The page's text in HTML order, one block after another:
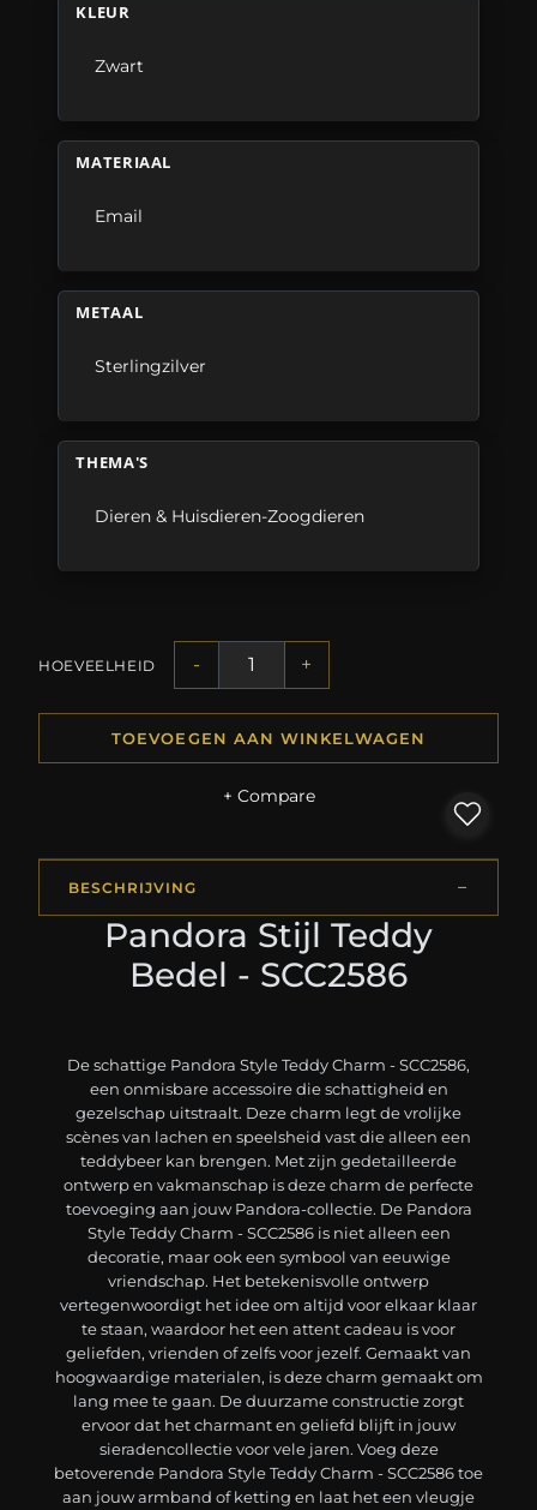
KLEUR
Zwart
MATERIAAL
Email
METAAL
Sterlingzilver
THEMA'S
Dieren & Huisdieren-Zoogdieren
HOEVEELHEID - +
TOEVOEGEN AAN WINKELWAGEN
+ Compare
BESCHRIJVING
Pandora Stijl Teddy
Bedel - SCC2586
De schattige Pandora Style Teddy Charm - SCC2586,
een onmisbare accessoire die schattigheid en
gezelschap uitstraalt. Deze charm legt de vrolijke
scènes van lachen en speelsheid vast die alleen een
teddybeer kan brengen. Met zijn gedetailleerde
ontwerp en vakmanschap is deze charm de perfecte
toevoeging aan jouw Pandora-collectie. De Pandora
Style Teddy Charm - SCC2586 is niet alleen een
decoratie, maar ook een symbool van eeuwige
vriendschap. Het betekenisvolle ontwerp
vertegenwoordigt het idee om altijd voor elkaar klaar
te staan, waardoor het een attent cadeau is voor
geliefden, vrienden of zelfs voor jezelf. Gemaakt van
hoogwaardige materialen, is deze charm gemaakt om
lang mee te gaan. De duurzame constructie zorgt
ervoor dat het charmant en geliefd blijft in jouw
sieradencollectie voor vele jaren. Voeg deze
betoverende Pandora Style Teddy Charm - SCC2586 toe
aan jouw armband of ketting en laat het een vleugje